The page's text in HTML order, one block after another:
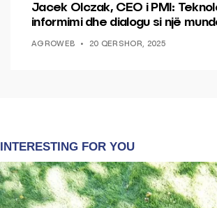
Jacek Olczak, CEO i PMI:
informimi dhe dialogu si një
AGROWEB 20 QERSHOR, 2025